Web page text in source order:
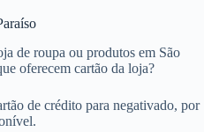
de roupa ou produtos em São
oferecem cartão da loja?
de crédito para negativado, por